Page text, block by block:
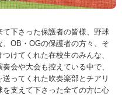
下さった保護者の皆様、野球
OB・OGの保護者の方々、そ
けてくれた在校生のみんな、
会や大会も控えている中で、
ってくれた吹奏楽部とチアリ
支えて下さった全ての方に心